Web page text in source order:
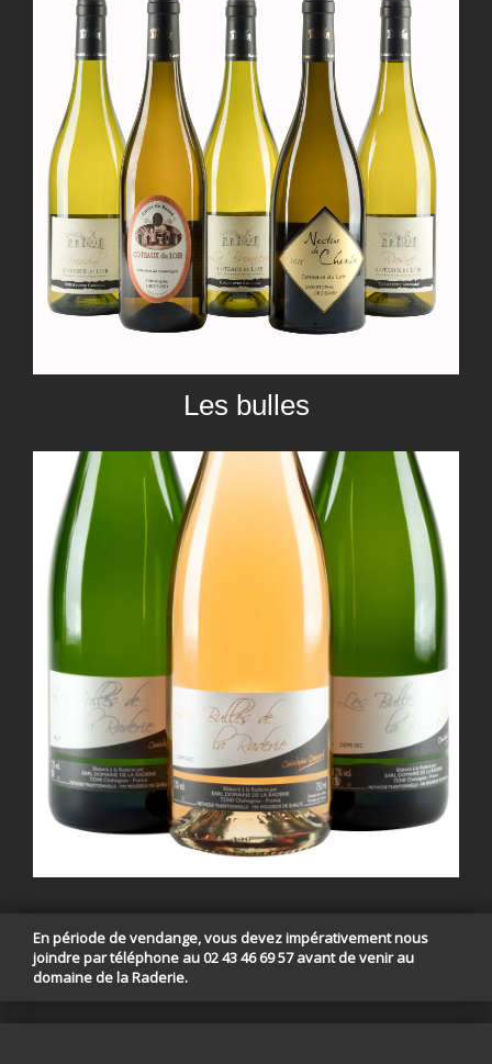
Les bulles
En période de vendange, vous devez impérativement nous
joindre par téléphone au 02 43 46 69 57 avant de venir au
domaine de la Raderie.